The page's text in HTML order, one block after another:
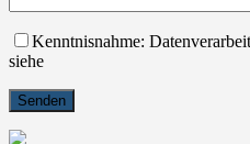
Kenntnisnahme:
siehe